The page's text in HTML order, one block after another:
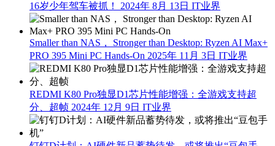
16岁少年驾车被抓！ 2024年 8月 13日 IT业界
Smaller than NAS， Stronger than Desktop: Ryzen AI Max+
PRO 395 Mini PC Hands-On 2025年 11月 3日 IT业界
REDMI K80 Pro独显D1芯片性能增强：全游戏支持超
分、超帧 2024年 12月 9日 IT业界